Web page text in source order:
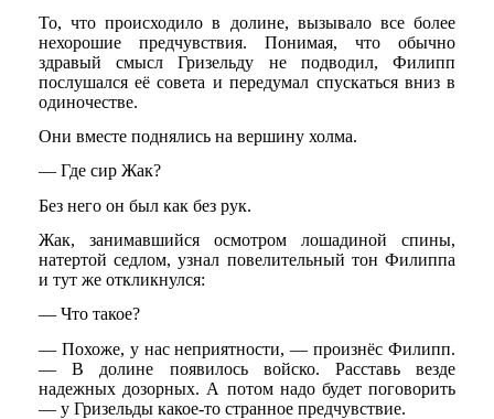
То, что происходило в долине, вызывало все более
нехорошие предчувствия. Понимая, что обычно
здравый смысл Гризельду не подводил, Филипп
послушался её совета и передумал спускаться вниз в
одиночестве.
Они вместе поднялись на вершину холма.
— Где сир Жак?
Без него он был как без рук.
Жак, занимавшийся осмотром лошадиной спины,
натертой седлом, узнал повелительный тон Филиппа
и тут же откликнулся:
— Что такое?
— Похоже, у нас неприятности, — произнёс Филипп.
— В долине появилось войско. Расставь везде
надежных дозорных. А потом надо будет поговорить
— у Гризельды какое-то странное предчувствие.